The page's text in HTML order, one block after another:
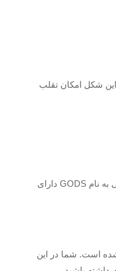
این شکل امکان تقلب
این بازی به سبک کارتی ساخته شده و کاملا رایگان است. این بازی به صورت آنلاین بوده و کارت ها با توکنی به نام GODS دارای
شده است. شما در این